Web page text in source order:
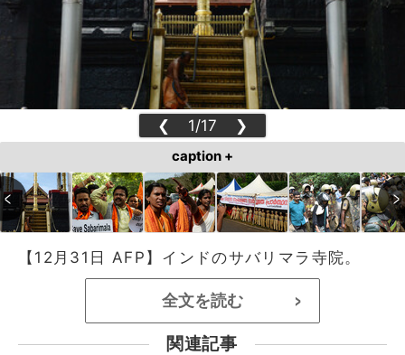
❮ 1/17 ❯
caption +
【12月31日 AFP】インドのサバリマラ寺院。
全文を読む >
関連記事